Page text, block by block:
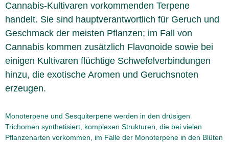
Cannabis-Kultivaren vorkommenden Terpene
handelt. Sie sind hauptverantwortlich für Geruch und
Geschmack der meisten Pflanzen; im Fall von
Cannabis kommen zusätzlich Flavonoide sowie bei
einigen Kultivaren flüchtige Schwefelverbindungen
hinzu, die exotische Aromen und Geruchsnoten
erzeugen.
Monoterpene und Sesquiterpene werden in den drüsigen
Trichomen synthetisiert, komplexen Strukturen, die bei vielen
Pflanzenarten vorkommen, im Falle der Monoterpene in den Blüten